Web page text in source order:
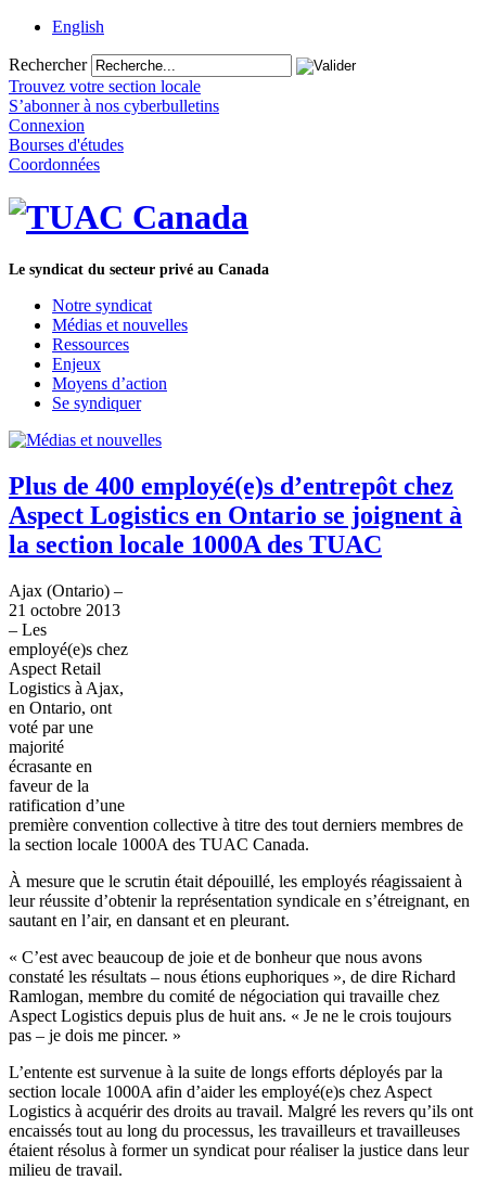
English
Rechercher
Trouvez votre section locale
S’abonner à nos cyberbulletins
Connexion
Bourses d'études
Coordonnées
Le syndicat du secteur privé au Canada
Notre syndicat
Médias et nouvelles
Ressources
Enjeux
Moyens d’action
Se syndiquer
Plus de 400 employé(e)s d’entrepôt chez
Aspect Logistics en Ontario se joignent à
la section locale 1000A des TUAC
Ajax (Ontario) –
21 octobre 2013
– Les
employé(e)s chez
Aspect Retail
Logistics à Ajax,
en Ontario, ont
voté parune
majorité
écrasante en
faveurde la
ratification d’une
première convention collective à titre des tout derniers membres de
la section locale 1000A des TUAC Canada.
À mesure que le scrutin était dépouillé, les employés réagissaient à
leur réussite d’obtenirla représentation syndicale en s’étreignant, en
sautant en l’air, en dansant et en pleurant.
« C’est avec beaucoup de joie et de bonheur que nous avons
constaté les résultats – nous étions euphoriques », de dire Richard
Ramlogan, membre du comité de négociation qui travaille chez
Aspect Logistics depuis plus de huit ans. « Je ne le crois toujours
pas – je dois me pincer. »
L’entente est survenue à la suite de longs efforts déployés par la
section locale 1000A afin d’aiderles employé(e)s chez Aspect
Logistics à acquérirdes droits au travail. Malgré les revers qu’ils ont
encaissés tout au long du processus, les travailleurs et travailleuses
étaient résolus à former un syndicat pourréaliserla justice dans leur
milieu de travail.